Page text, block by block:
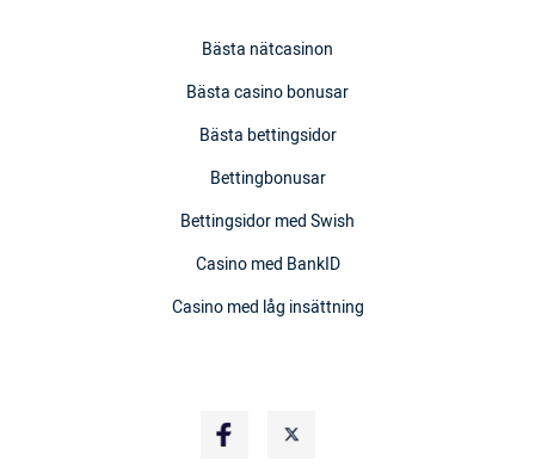
Bästa nätcasinon
Bästa casino bonusar
Bästa bettingsidor
Bettingbonusar
Bettingsidor med Swish
Casino med BankID
Casino med låg insättning